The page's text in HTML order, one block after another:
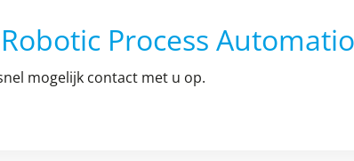
Process
mogelijk contact met u op.